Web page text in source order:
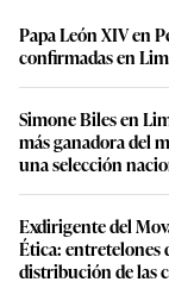
Papa León XIV en
confirmadas en
Simone Biles en
más ganadora del
una selección
Exdirigente del
Ética: entretelones
distribución de las